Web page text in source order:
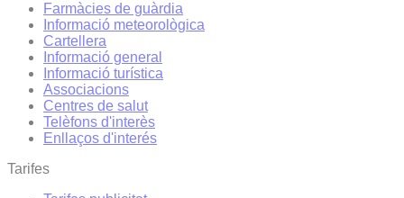
Farmàcies de guàrdia
Informació meteorològica
Cartellera
Informació general
Informació turística
Associacions
Centres de salut
Telèfons d'interès
Enllaços d'interés
Tarifes